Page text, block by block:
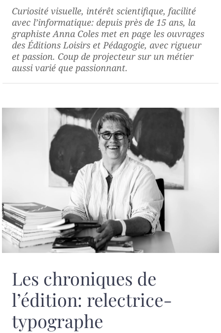
Curiosité visuelle, intérêt scientifique, facilité
avec l’informatique: depuis près de 15 ans, la
graphiste Anna Coles met en page les ouvrages
des Éditions Loisirs et Pédagogie, avec rigueur
et passion. Coup de projecteur sur un métier
aussi varié que passionnant.
Les chroniques de
l’édition: relectrice-
typographe